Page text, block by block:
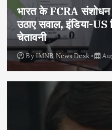
भारत के FCRA संशोधन
उठाए सवाल, इंडिया-US
चेतावनी
ByIMNB News Desk